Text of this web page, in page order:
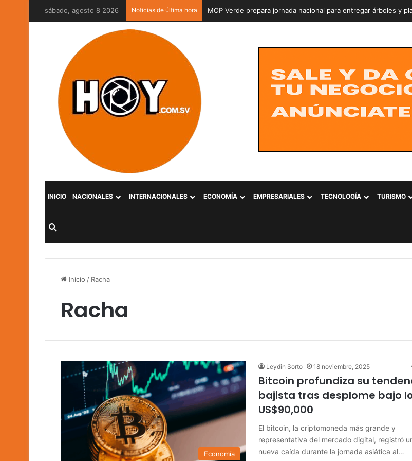
sábado, agosto 8 2026 Noticias de última hora MOP Verde prepara jornada nacional para entregar árboles y
INICIO NACIONALES INTERNACIONALES ECONOMÍA EMPRESARIALES TECNOLOGÍA TURISMO
Buscar por
Inicio / Racha
Racha
Economía
Leydin Sorto 18 noviembre, 2025
Bitcoin profundiza su
bajista tras desplome bajo
US$90,000
El bitcoin, la criptomoneda más grande y
representativa del mercado digital, registró
nueva caída durante la jornada asiática al…